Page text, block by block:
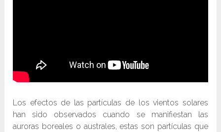
Los efectos de las partículas de los vientos solares
han sido observados cuando se manifiestan las
auroras boreales o australes, estas son partículas que